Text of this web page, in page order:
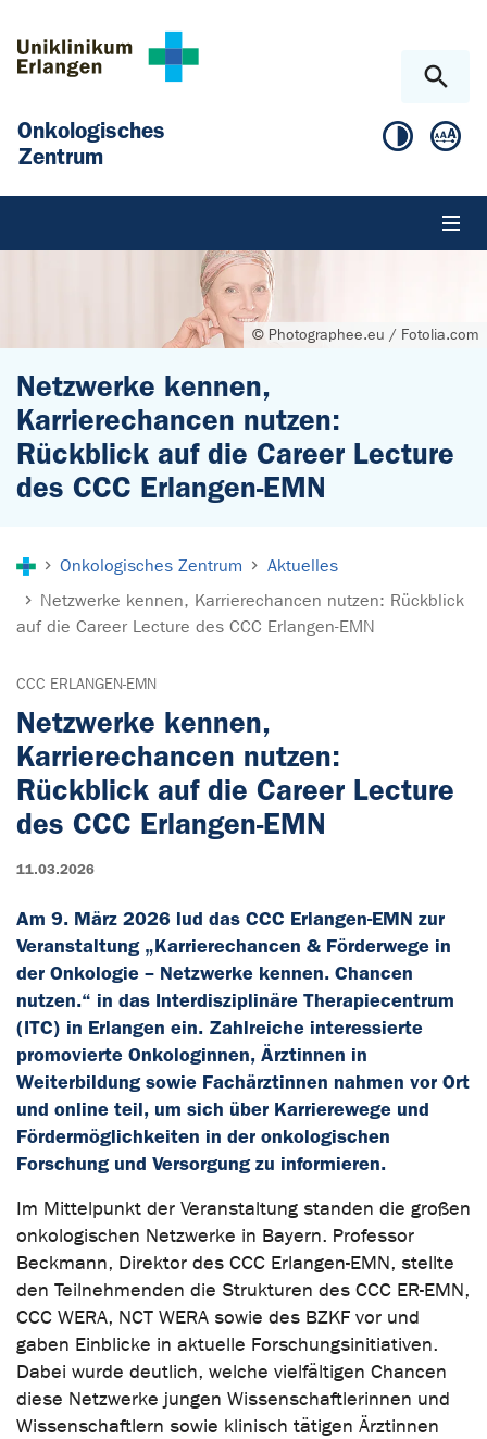
Onkologisches
Zentrum
© Photographee.eu / Fotolia.com
Netzwerke kennen,
Karrierechancen nutzen:
Rückblick auf die Career Lecture
des CCC Erlangen-EMN
Onkologisches Zentrum
Aktuelles
Netzwerke kennen, Karrierechancen nutzen: Rückblick
auf die Career Lecture des CCC Erlangen-EMN
CCC ERLANGEN-EMN
Netzwerke kennen,
Karrierechancen nutzen:
Rückblick auf die Career Lecture
des CCC Erlangen-EMN
11.03.2026
Am 9. März 2026 lud das CCC Erlangen-EMN zur
Veranstaltung „Karrierechancen & Förderwege in
der Onkologie – Netzwerke kennen. Chancen
nutzen.“ in das Interdisziplinäre Therapiecentrum
(ITC) in Erlangen ein. Zahlreiche interessierte
promovierte Onkologinnen, Ärztinnen in
Weiterbildung sowie Fachärztinnen nahmen vor Ort
und online teil, um sich über Karrierewege und
Fördermöglichkeiten in der onkologischen
Forschung und Versorgung zu informieren.
Im Mittelpunkt der Veranstaltung standen die großen
onkologischen Netzwerke in Bayern. Professor
Beckmann, Direktor des CCC Erlangen-EMN, stellte
den Teilnehmenden die Strukturen des CCC ER-EMN,
CCC WERA, NCT WERA sowie des BZKF vor und
gaben Einblicke in aktuelle Forschungsinitiativen.
Dabei wurde deutlich, welche vielfältigen Chancen
diese Netzwerke jungen Wissenschaftlerinnen und
Wissenschaftlern sowie klinisch tätigen Ärztinnen